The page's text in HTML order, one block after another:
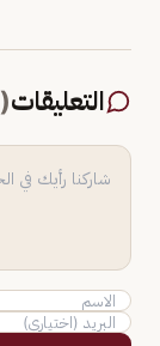
التعليقات(